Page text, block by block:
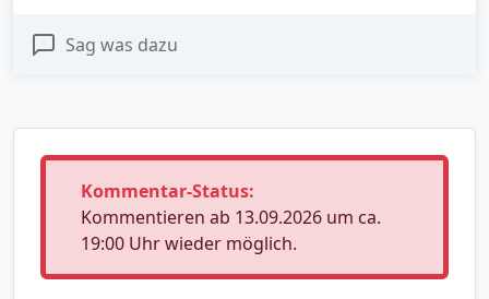
Sag was dazu
Kommentar-Status:
Kommentieren ab 13.09.2026 um ca.
19:00 Uhr wieder möglich.